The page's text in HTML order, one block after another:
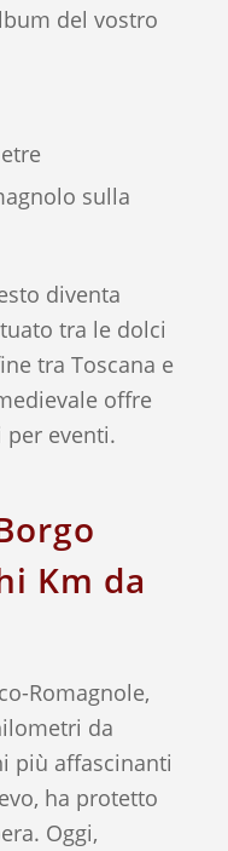
del vostro
sulla
diventa
tra le dolci
tra Toscana e
offre
eventi.
Km da
Romagnole,
da
più affascinanti
ha protetto
Oggi,